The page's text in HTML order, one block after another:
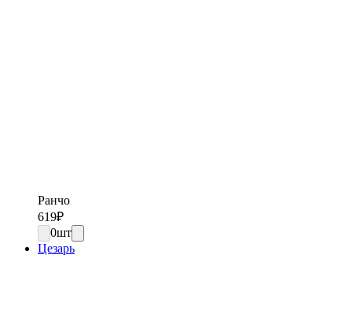
Ранчо
619₽
0шт
Цезарь